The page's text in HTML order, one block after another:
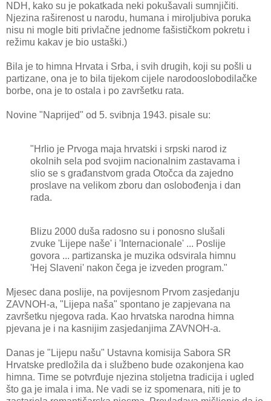
NDH, kako su je pokatkada neki pokušavali sumnjičiti.
Njezina raširenost u narodu, humana i miroljubiva poruka
nisu ni mogle biti privlačne jednome fašističkom pokretu i
režimu kakav je bio ustaški.)
Bila je to himna Hrvata i Srba, i svih drugih, koji su pošli u
partizane, ona je to bila tijekom cijele narodooslobodilačke
borbe, ona je to ostala i po završetku rata.
Novine "Naprijed" od 5. svibnja 1943. pisale su:
"Hrlio je Prvoga maja hrvatski i srpski narod iz
okolnih sela pod svojim nacionalnim zastavama i
slio se s građanstvom grada Otočca da zajedno
proslave na velikom zboru dan oslobođenja i dan
rada.
Blizu 2000 duša radosno su i ponosno slušali
zvuke 'Lijepe naše' i 'Internacionale' ... Poslije
govora ... partizanska je muzika odsvirala himnu
'Hej Slaveni' nakon čega je izveden program."
Mjesec dana poslije, na povijesnom Prvom zasjedanju
ZAVNOH-a, "Lijepa naša" spontano je zapjevana na
završetku njegova rada. Kao hrvatska narodna himna
pjevana je i na kasnijim zasjedanjima ZAVNOH-a.
Danas je "Lijepu našu" Ustavna komisija Sabora SR
Hrvatske predložila da i službeno bude ozakonjena kao
himna. Time se potvrđuje njezina stoljetna tradicija i ugled
što ga je imala i ima. Ne vadi se iz spomenara, niti je to